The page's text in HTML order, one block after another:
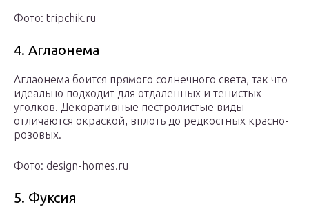
Фото: tripchik.ru
4. Аглаонема
Аглаонема боится прямого солнечного света, так что
идеально подходит для отдаленных и тенистых
уголков. Декоративные пестролистые виды
отличаются окраской, вплоть до редкостных красно-
розовых.
Фото: design-homes.ru
5. Фуксия